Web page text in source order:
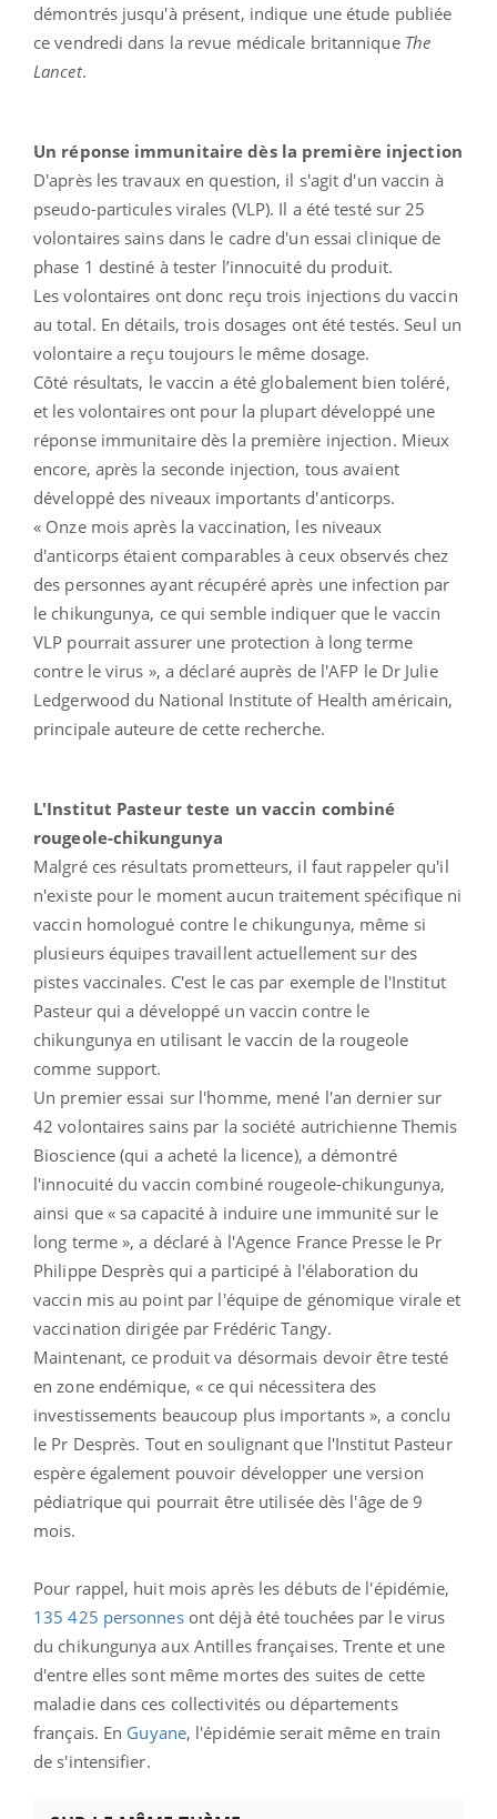
démontrés jusqu'à présent, indique une étude publiée
ce vendredi dans la revue médicale britannique The
Lancet.
Un réponse immunitaire dès la première injection
D'après les travaux en question, il s'agit d'un vaccin à
pseudo-particules virales (VLP). Il a été testé sur 25
volontaires sains dans le cadre d'un essai clinique de
phase 1 destiné à tester l’innocuité du produit.
Les volontaires ont donc reçu trois injections du vaccin
au total. En détails, trois dosages ont été testés. Seul un
volontaire a reçu toujours le même dosage.
Côté résultats, le vaccin a été globalement bien toléré,
et les volontaires ont pour la plupart développé une
réponse immunitaire dès la première injection. Mieux
encore, après la seconde injection, tous avaient
développé des niveaux importants d'anticorps.
« Onze mois après la vaccination, les niveaux
d'anticorps étaient comparables à ceux observés chez
des personnes ayant récupéré après une infection par
le chikungunya, ce qui semble indiquer que le vaccin
VLP pourrait assurer une protection à long terme
contre le virus », a déclaré auprès de l'AFP le Dr Julie
Ledgerwood du National Institute of Health américain,
principale auteure de cette recherche.
L'Institut Pasteur teste un vaccin combiné
rougeole-chikungunya
Malgré ces résultats prometteurs, il faut rappeler qu'il
n'existe pour le moment aucun traitement spécifique ni
vaccin homologué contre le chikungunya, même si
plusieurs équipes travaillent actuellement sur des
pistes vaccinales. C'est le cas par exemple de l'Institut
Pasteur qui a développé un vaccin contre le
chikungunya en utilisant le vaccin de la rougeole
comme support.
Un premier essai sur l'homme, mené l'an dernier sur
42 volontaires sains par la société autrichienne Themis
Bioscience (qui a acheté la licence), a démontré
l'innocuité du vaccin combiné rougeole-chikungunya,
ainsi que « sa capacité à induire une immunité sur le
long terme », a déclaré à l'Agence France Presse le Pr
Philippe Desprès qui a participé à l'élaboration du
vaccin mis au point par l'équipe de génomique virale et
vaccination dirigée par Frédéric Tangy.
Maintenant, ce produit va désormais devoir être testé
en zone endémique, « ce qui nécessitera des
investissements beaucoup plus importants », a conclu
le Pr Desprès. Tout en soulignant que l'Institut Pasteur
espère également pouvoir développer une version
pédiatrique qui pourrait être utilisée dès l'âge de 9
mois.
Pour rappel, huit mois après les débuts de l'épidémie,
135 425 personnesont déjà été touchées par le virus
du chikungunya aux Antilles françaises. Trente et une
d'entre elles sont même mortes des suites de cette
maladie dans ces collectivités ou départements
français. En Guyane, l'épidémie serait même en train
de s'intensifier.